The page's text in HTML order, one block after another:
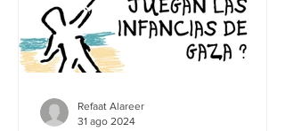
Refaat Alareer
31 ago 2024